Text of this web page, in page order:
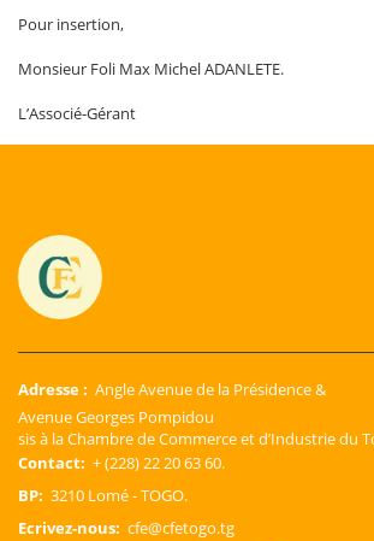
Pour insertion,
Monsieur Foli Max Michel ADANLETE.
L’Associé-Gérant
Adresse : Angle Avenue de la Présidence &
Avenue Georges Pompidou
sis à la Chambre de Commerce et d’Industrie du
Contact: + (228) 22 20 63 60.
BP: 3210 Lomé - TOGO.
Ecrivez-nous: cfe@cfetogo.tg